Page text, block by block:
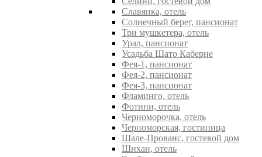
Славянка, отель
Солнечный берег, пансионат
Три мушкетера, отель
Урал, пансионат
Усадьба Шато Каберне
Фея-1, пансионат
Фея-2, пансионат
Фея-3, пансионат
Фламинго, отель
Фотини, отель
Черноморочка, отель
Черноморская, гостиница
Шале-Прованс, гостевой дом
Шихан, отель